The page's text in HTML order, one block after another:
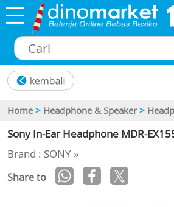
Home > Headphone & Speaker >
Sony In-Ear Headphone MDR-
Brand : SONY »
Share to